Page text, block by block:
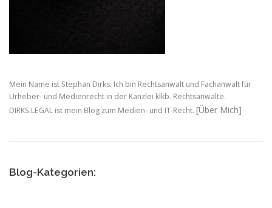
Mein Name ist Stephan Dirks. Ich bin Rechtsanwalt und Fachanwalt für
Urheber- und Medienrecht in der Kanzlei klkb. Rechtsanwälte.
DIRKS.LEGAL ist mein Blog zum Medien- und IT-Recht. [Über Mich]
Blog-Kategorien: